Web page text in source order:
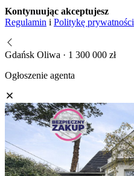
Kontynuując akceptujesz
Regulamin i Politykę prywatności
Gdańsk Oliwa · 1 300 000 zł
Ogłoszenie agenta